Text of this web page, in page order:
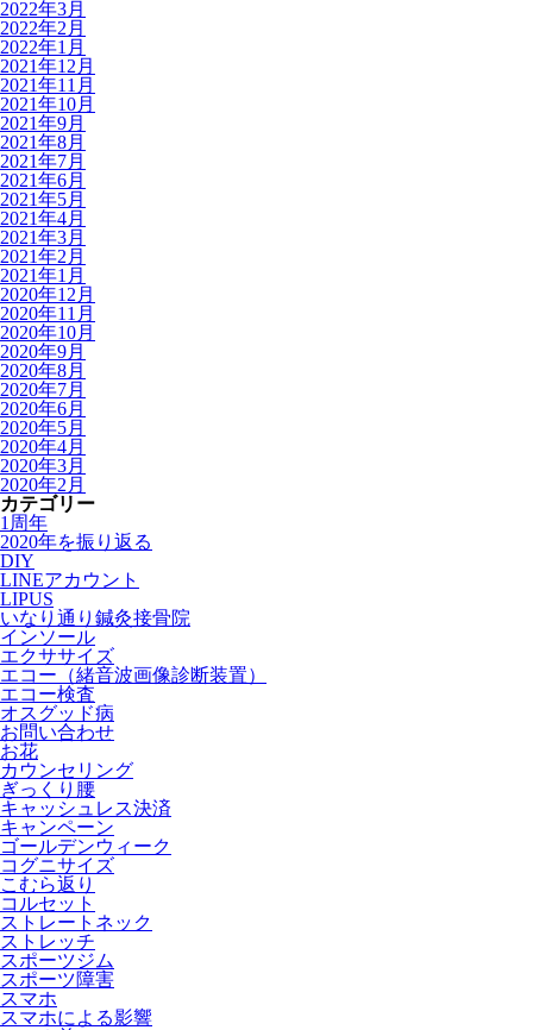
2022年3月
2022年2月
2022年1月
2021年12月
2021年11月
2021年10月
2021年9月
2021年8月
2021年7月
2021年6月
2021年5月
2021年4月
2021年3月
2021年2月
2021年1月
2020年12月
2020年11月
2020年10月
2020年9月
2020年8月
2020年7月
2020年6月
2020年5月
2020年4月
2020年3月
2020年2月
カテゴリー
1周年
2020年を振り返る
DIY
LINEアカウント
LIPUS
いなり通り鍼灸接骨院
インソール
エクササイズ
エコー（緒音波画像診断装置）
エコー検査
オスグッド病
お問い合わせ
お花
カウンセリング
ぎっくり腰
キャッシュレス決済
キャンペーン
ゴールデンウィーク
コグニサイズ
こむら返り
コルセット
ストレートネック
ストレッチ
スポーツジム
スポーツ障害
スマホ
スマホによる影響